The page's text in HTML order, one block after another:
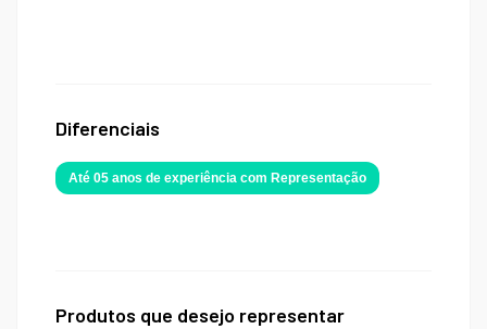
Diferenciais
Até 05 anos de experiência com Representação
Produtos que desejo representar